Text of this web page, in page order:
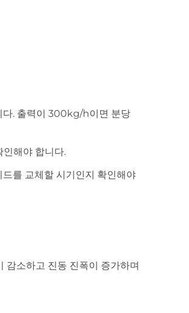
다. 출력이 300kg/h이면 분당
인해야 합니다.
를 교체할 시기인지 확인해야
감소하고 진동 진폭이 증가하며